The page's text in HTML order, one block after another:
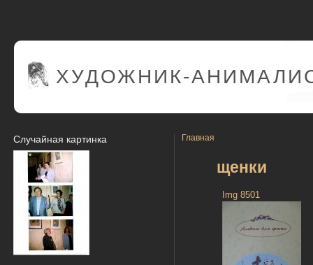
ХУДОЖНИК-
Случайная картинка Главная
щенки
Img 8501